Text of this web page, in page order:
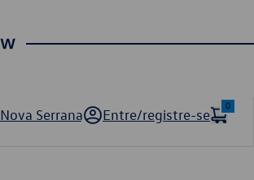
Nova Serrana Entre/registre-se
0